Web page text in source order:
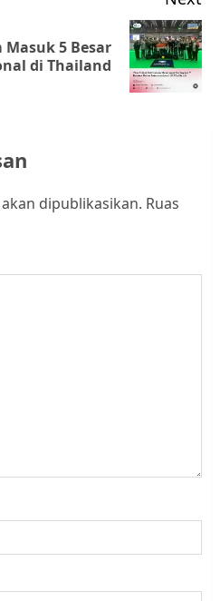
5 Besar
di Thailand
dipublikasikan. Ruas